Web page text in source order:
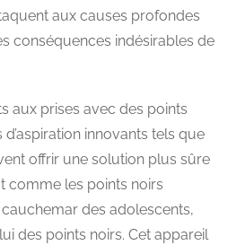
aux causes profondes
conséquences indésirables de
aux prises avec des points
innovants tels que
offrir une solution plus sûre
comme les points noirs
des adolescents,
des points noirs. Cet appareil